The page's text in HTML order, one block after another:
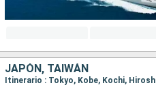
JAPÓN, TAIWÁN
Itinerario : Tokyo, Kobe, Kochi,